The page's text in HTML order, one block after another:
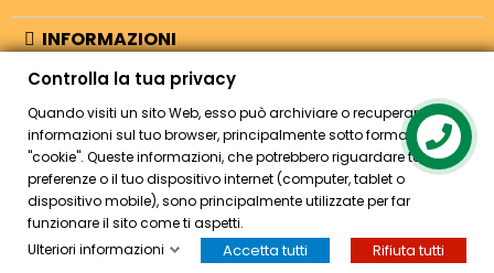
INFORMAZIONI
NEGOZIO
© 2026 - Bellearti.it -credits
HOME ACCOUNT CASSA CERCA
Controlla la tua privacy
Quando visiti un sito Web, esso può archiviare o recuperare
informazioni sul tuo browser, principalmente sotto forma di
"cookie". Queste informazioni, che potrebbero riguardare te, le tue
preferenze o il tuo dispositivo internet (computer, tablet o
dispositivo mobile), sono principalmente utilizzate per far
funzionare il sito come ti aspetti.
Ulteriori informazioni
Accetta tutti Rifiuta tutti
Contact us